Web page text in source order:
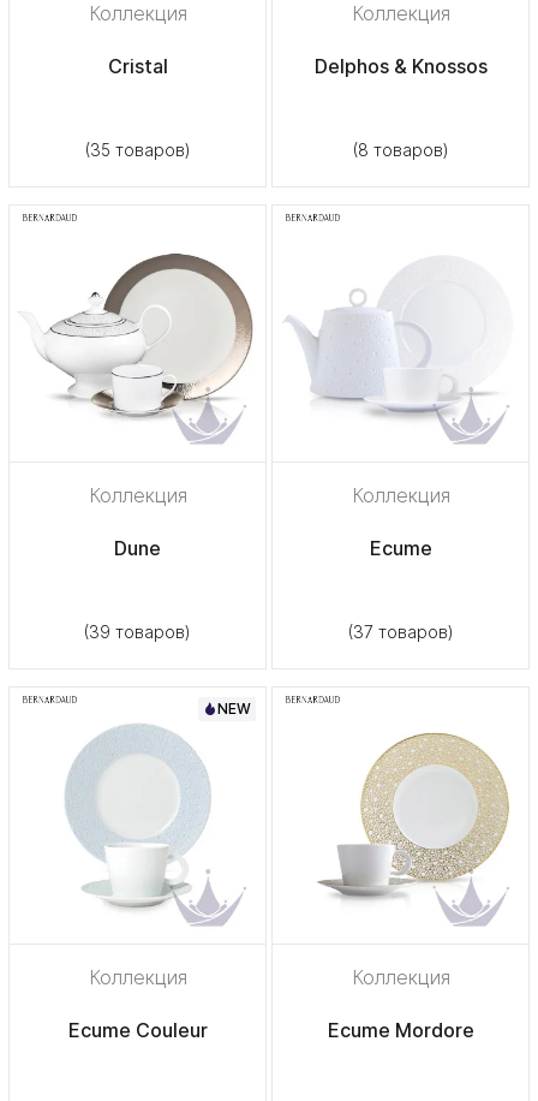
Коллекция
Cristal
(35 товаров)
Коллекция
Delphos & Knossos
(8 товаров)
Коллекция
Dune
(39 товаров)
Коллекция
Ecume
(37 товаров)
NEW
Коллекция
Ecume Couleur
Коллекция
Ecume Mordore